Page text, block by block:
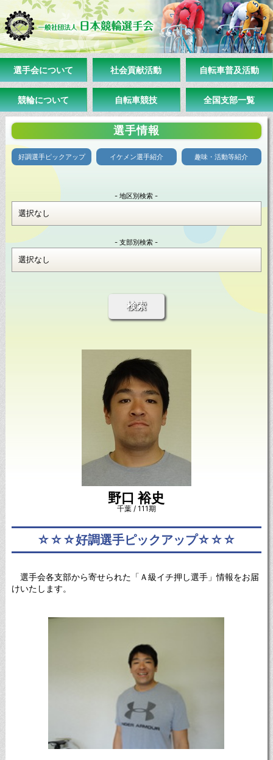
選手会について 社会貢献活動 自転車普及活動
競輪について 自転車競技 全国支部一覧
選手情報
好調選手ピックアップ イケメン選手紹介 趣味・活動等紹介
- 地区別検索 -
- 支部別検索 -
検索
野口 裕史
千葉 / 111期
☆☆☆好調選手ピックアップ☆☆☆
選手会各支部から寄せられた「Ａ級イチ押し選手」情報をお届
けいたします。